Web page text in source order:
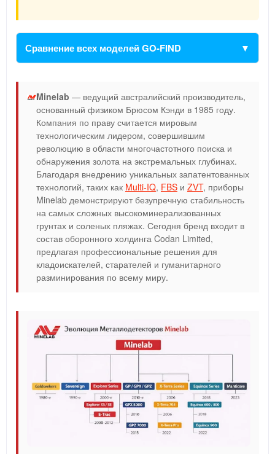
Сравнение всех моделей GO-FIND
Minelab — ведущий австралийский производитель,
основанный физиком Брюсом Кэнди в 1985 году.
Компания по праву считается мировым
технологическим лидером, совершившим
революцию в области многочастотного поиска и
обнаружения золота на экстремальных глубинах.
Благодаря внедрению уникальных запатентованных
технологий, таких как Multi-IQ, FBSи ZVT, приборы
Minelab демонстрируют безупречную стабильность
на самых сложных высокоминерализованных
грунтах и соленых пляжах. Сегодня бренд входит в
состав оборонного холдинга Codan Limited,
предлагая профессиональные решения для
кладоискателей, старателей и гуманитарного
разминирования по всему миру.